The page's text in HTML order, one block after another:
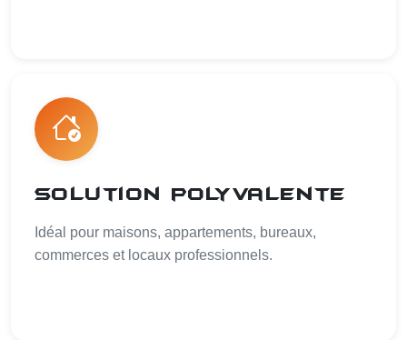
Solution polyvalente
Idéal pour maisons, appartements, bureaux,
commerces et locaux professionnels.